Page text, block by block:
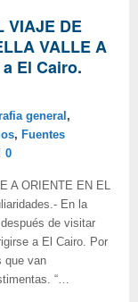
VIAJE DE
VALLE A
El Cairo.
general ,
, Fuentes
0
A ORIENTE EN EL
En la
de visitar
a El Cairo. Por
que van
“…